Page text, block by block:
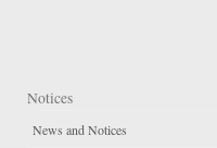
Notices
News and Notices